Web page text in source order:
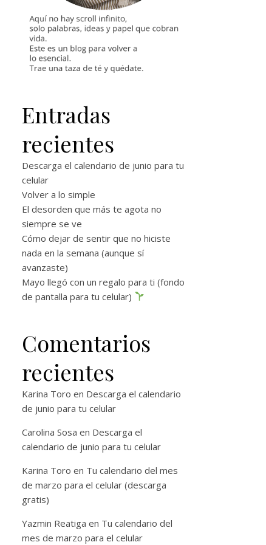
Entradas
recientes
Descarga el calendario de junio para tu
celular
Volver a lo simple
El desorden que más te agota no
siempre se ve
Cómo dejar de sentir que no hiciste
nada en la semana (aunque sí
avanzaste)
Mayo llegó con un regalo para ti (fondo
de pantalla para tu celular)
Comentarios
recientes
Karina Toro en Descarga el calendario
de junio para tu celular
Carolina Sosa en Descarga el
calendario de junio para tu celular
Karina Toro en Tu calendario del mes
de marzo para el celular (descarga
gratis)
Yazmin Reatiga en Tu calendario del
mes de marzo para el celular